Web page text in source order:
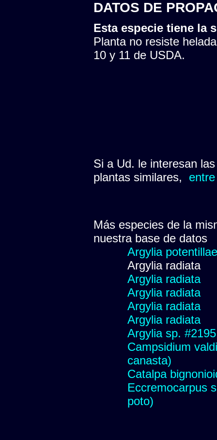
DATOS DE
Esta especie tiene la
Planta no resiste
10 y 11 de USDA.
Si a Ud. le interesan
plantas similares,
Más especies de la
nuestra base de datos
Argylia
Argylia radiata
Argylia radiata
Argylia radiata
Argylia radiata
Argylia radiata
Argylia sp. #2195
Campsidium
canasta)
Catalpa
Eccremocarpus
poto)